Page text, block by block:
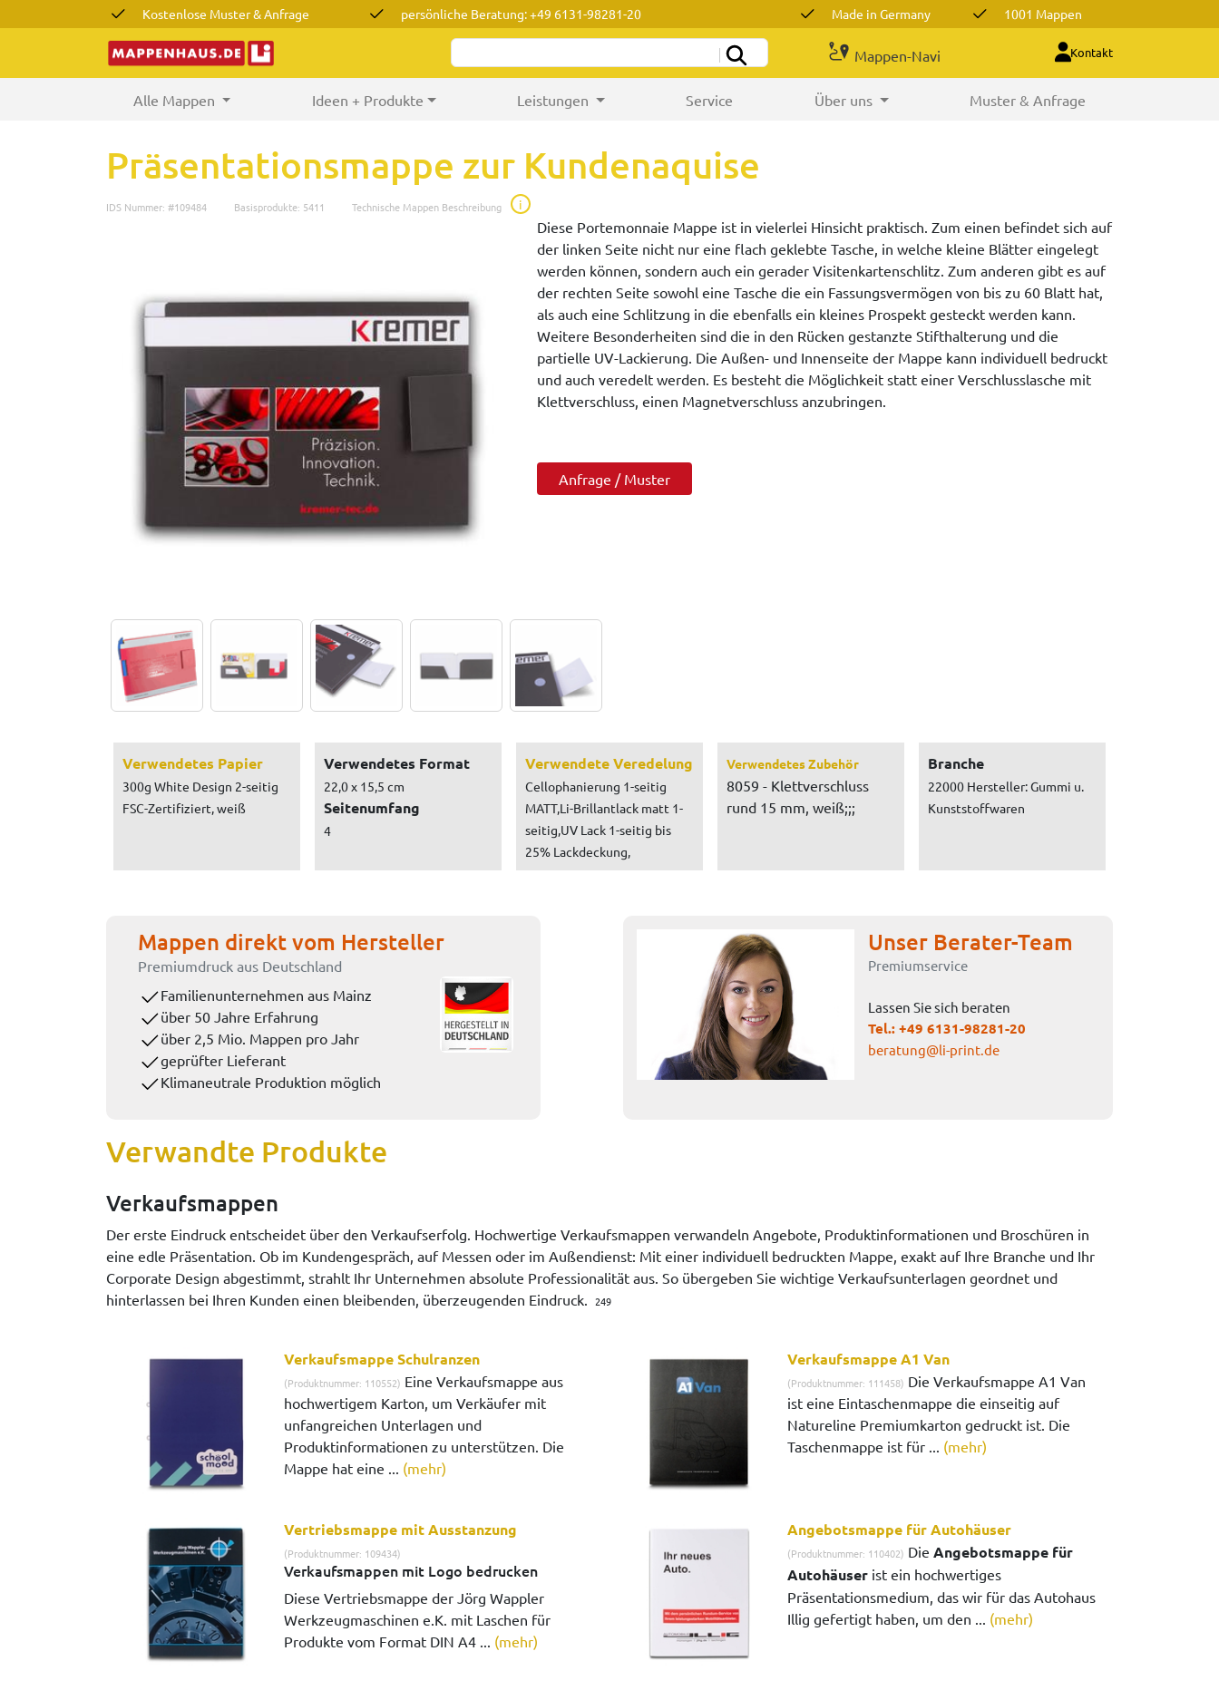
Kostenlose Muster & Anfrage persönliche Beratung: +49 6131-98281-20 Made in Germany 1001 Mappen
Mappen-Navi Kontakt
Alle Mappen (current) Ideen + Produkte Leistungen Service Über uns Muster & Anfrage
Präsentationsmappe zur Kundenaquise
IDS Nummer: #109484 Basisprodukte: 5411 Technische Mappen Beschreibung i
Diese Portemonnaie Mappe ist in vielerlei Hinsicht praktisch. Zum einen befindet sich auf
der linken Seite nicht nur eine flach geklebte Tasche, in welche kleine Blätter eingelegt
werden können, sondern auch ein gerader Visitenkartenschlitz. Zum anderen gibt es auf
der rechten Seite sowohl eine Tasche die ein Fassungsvermögen von bis zu 60 Blatt hat,
als auch eine Schlitzung in die ebenfalls ein kleines Prospekt gesteckt werden kann.
Weitere Besonderheiten sind die in den Rücken gestanzte Stifthalterung und die
partielle UV-Lackierung. Die Außen- und Innenseite der Mappe kann individuell bedruckt
und auch veredelt werden. Es besteht die Möglichkeit statt einer Verschlusslasche mit
Klettverschluss, einen Magnetverschluss anzubringen.
Anfrage / Muster
Verwendetes Papier
300g White Design 2-seitig
FSC-Zertifiziert, weiß
Verwendetes Format
22,0 x 15,5 cm
Seitenumfang
4
Verwendete Veredelung
Cellophanierung 1-seitig
MATT,Li-Brillantlack matt 1-
seitig,UV Lack 1-seitig bis
25% Lackdeckung,
Verwendetes Zubehör
8059 - Klettverschluss
rund 15 mm, weiß;;;
Branche
22000 Hersteller: Gummi u.
Kunststoffwaren
Mappen direkt vom Hersteller
Premiumdruck aus Deutschland
Familienunternehmen aus Mainz
über 50 Jahre Erfahrung
über 2,5 Mio. Mappen pro Jahr
geprüfter Lieferant
Klimaneutrale Produktion möglich
Unser Berater-Team
Premiumservice
Lassen Sie sich beraten
Tel.: +49 6131-98281-20
beratung@li-print.de
Verwandte Produkte
Verkaufsmappen
Der erste Eindruck entscheidet über den Verkaufserfolg. Hochwertige Verkaufsmappen verwandeln Angebote, Produktinformationen und Broschüren in
eine edle Präsentation. Ob im Kundengespräch, auf Messen oder im Außendienst: Mit einer individuell bedruckten Mappe, exakt auf Ihre Branche und Ihr
Corporate Design abgestimmt, strahlt Ihr Unternehmen absolute Professionalität aus. So übergeben Sie wichtige Verkaufsunterlagen geordnet und
hinterlassen bei Ihren Kunden einen bleibenden, überzeugenden Eindruck.
249
Verkaufsmappe Schulranzen
(Produktnummer: 110552) Eine Verkaufsmappe aus
hochwertigem Karton, um Verkäufer mit
unfangreichen Unterlagen und
Produktinformationen zu unterstützen. Die
Mappe hat eine ... (mehr)
Verkaufsmappe A1 Van
(Produktnummer: 111458) Die Verkaufsmappe A1 Van
ist eine Eintaschenmappe die einseitig auf
Natureline Premiumkarton gedruckt ist. Die
Taschenmappe ist für ... (mehr)
Vertriebsmappe mit Ausstanzung
(Produktnummer: 109434)
Verkaufsmappen mit Logo bedrucken
Diese Vertriebsmappe der Jörg Wappler
Werkzeugmaschinen e.K. mit Laschen für
Produkte vom Format DIN A4 ... (mehr)
Angebotsmappe für Autohäuser
(Produktnummer: 110402) Die Angebotsmappe für
Autohäuserist ein hochwertiges
Präsentationsmedium, das wir für das Autohaus
Illig gefertigt haben, um den ... (mehr)